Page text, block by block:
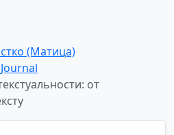
(Матица)
от